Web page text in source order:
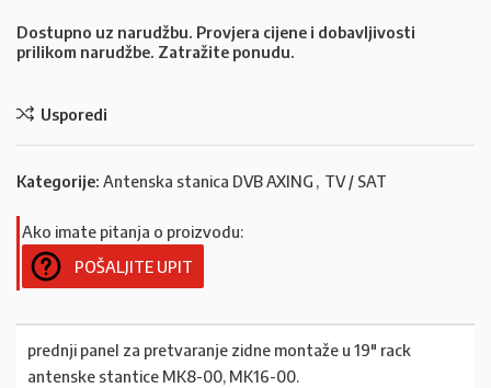
Dostupno uz narudžbu. Provjera cijene i dobavljivosti
prilikom narudžbe. Zatražite ponudu.
Usporedi
Kategorije: Antenska stanica DVB AXING , TV / SAT
Ako imate pitanja o proizvodu:
POŠALJITE UPIT
prednji panel za pretvaranje zidne montaže u 19″ rack
antenske stantice MK8-00, MK16-00.